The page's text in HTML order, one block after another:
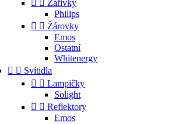
  Zářivky
Philips
  Žárovky
Emos
Ostatní
Whitenergy
  Svítidla
  Lampičky
Solight
  Reflektory
Emos